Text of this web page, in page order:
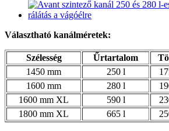
Választható kanálméretek:
Szélesség Űrtartalom
1450 mm
250 l
1600 mm
280 l
1600 mm XL
590 l
1800 mm XL
665 l